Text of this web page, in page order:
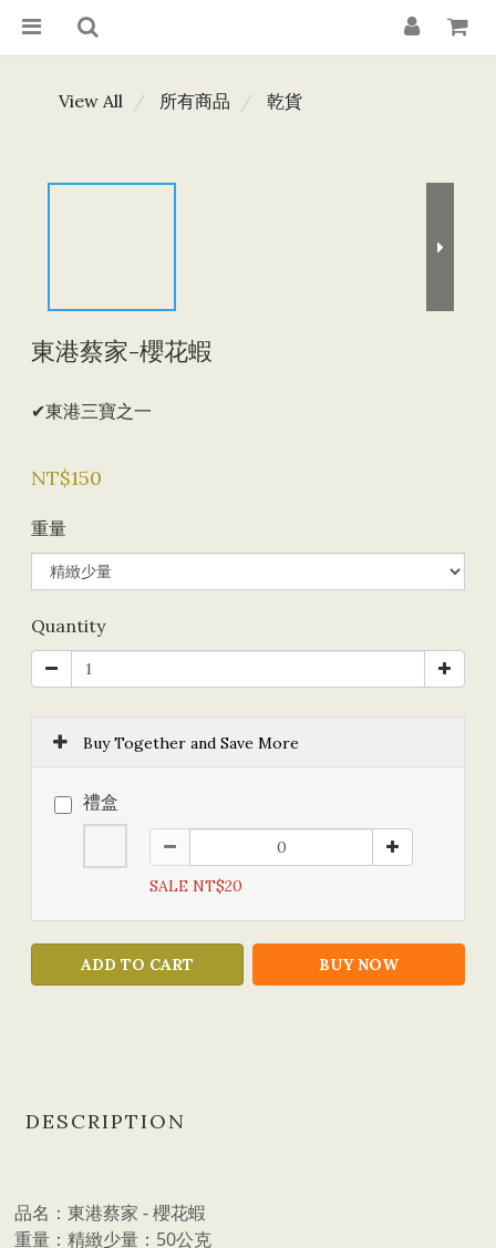
View All 所有商品 乾貨
東港蔡家-櫻花蝦
✔東港三寶之一
NT$150
重量
Quantity
Buy Together and Save More
禮盒
SALE NT$20
ADD TO CART BUY NOW
DESCRIPTION
品名：東港蔡家 - 櫻花蝦
重量：精緻少量：50公克